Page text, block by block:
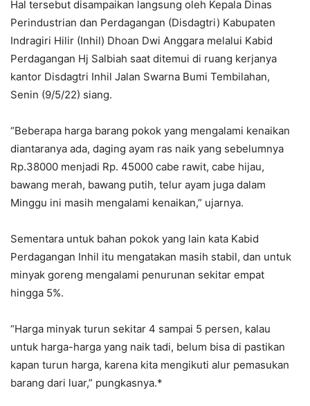
Hal tersebut disampaikan langsung oleh Kepala Dinas
Perindustrian dan Perdagangan (Disdagtri) Kabupaten
Indragiri Hilir (Inhil) Dhoan Dwi Anggara melalui Kabid
Perdagangan Hj Salbiah saat ditemui di ruang kerjanya
kantor Disdagtri Inhil Jalan Swarna Bumi Tembilahan,
Senin (9/5/22) siang.
“Beberapa harga barang pokok yang mengalami kenaikan
diantaranya ada, daging ayam ras naik yang sebelumnya
Rp.38000 menjadi Rp. 45000 cabe rawit, cabe hijau,
bawang merah, bawang putih, telur ayam juga dalam
Minggu ini masih mengalami kenaikan,” ujarnya.
Sementara untuk bahan pokok yang lain kata Kabid
Perdagangan Inhil itu mengatakan masih stabil, dan untuk
minyak goreng mengalami penurunan sekitar empat
hingga 5%.
“Harga minyak turun sekitar 4 sampai 5 persen, kalau
untuk harga-harga yang naik tadi, belum bisa di pastikan
kapan turun harga, karena kita mengikuti alur pemasukan
barang dari luar,” pungkasnya.*